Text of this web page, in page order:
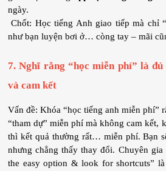
ngày.
Chốt: Học tiếng Anh giao tiếp mà chỉ “trong đầu” thôi thì giống
như bạn luyện bơi ở… còng tay – mãi
7. Nghĩ rằng “học miễn phí” là
và cam kết
Vấn đề: Khóa “học tiếng anh miễn phí”
“tham dự” miễn phí mà không cam kết,
thì kết quả thường rất… miễn phí. Bạn
nhưng chẳng thấy thay đổi. Chuyên gia
the easy option & look for shortcuts”